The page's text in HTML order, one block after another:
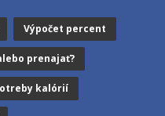
Výpočet percent
prenajať?
kalórií